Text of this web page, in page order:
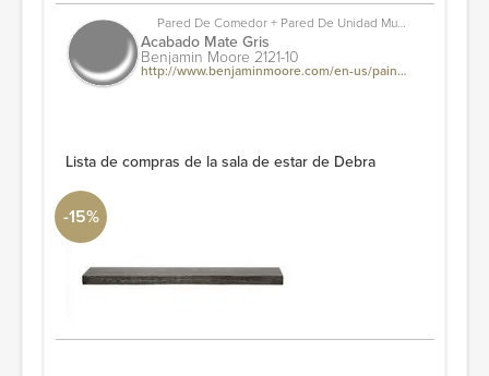
Pared De Comedor + Pared De Unidad Multimedia
Acabado Mate Gris
Benjamin Moore 2121-10
http://www.benjaminmoore.com/en-us/paint-color/gris
Lista de compras de la sala de estar de Debra
-15%
DwellStudio
Eurostyle Barbie Shelf
43"
PIDE Y AHORRA